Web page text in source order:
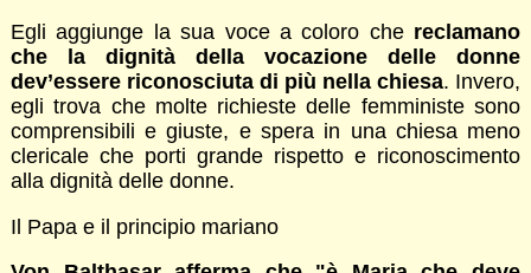
Egli aggiunge la sua voce a coloro che reclamano
che la dignità della vocazione delle donne
dev’essere riconosciuta di più nella chiesa. Invero,
egli trova che molte richieste delle femministe sono
comprensibili e giuste, e spera in una chiesa meno
clericale che porti grande rispetto e riconoscimento
alla dignità delle donne.
Il Papa e il principio mariano